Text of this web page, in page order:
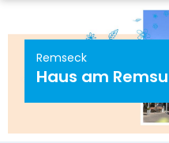
Remseck
Haus am